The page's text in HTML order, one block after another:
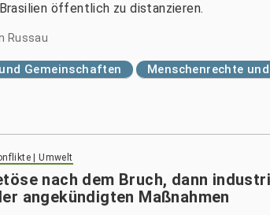
öffentlich zu distanzieren.
Russau
Gemeinschaften Menschenrechte
| Umwelt
nach dem Bruch, dann
angekündigten Maßnahmen